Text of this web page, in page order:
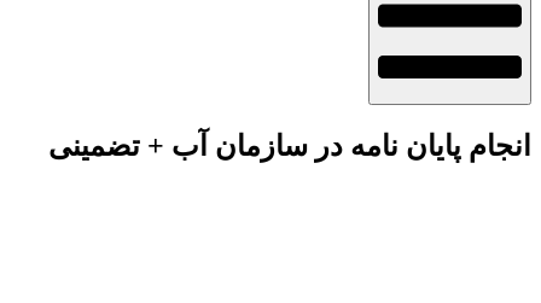
انجام پایان نامه در سازمان آب + تضمینی